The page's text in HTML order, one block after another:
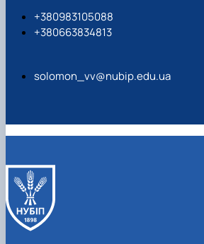
+380983105088
+380663834813
solomon_vv@nubip.edu.ua